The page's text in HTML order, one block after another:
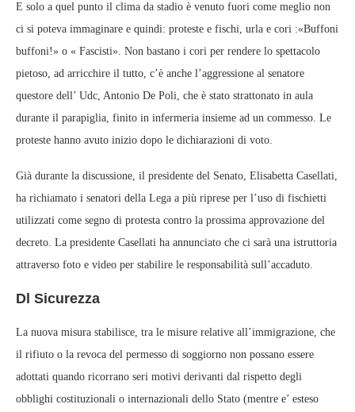
E solo a quel punto il clima da stadio è venuto fuori come meglio non
ci si poteva immaginare e quindi: proteste e fischi, urla e cori :«Buffoni
buffoni!» o « Fascisti». Non bastano i cori per rendere lo spettacolo
pietoso, ad arricchire il tutto, c’è anche l’aggressione al senatore
questore dell’ Udc, Antonio De Poli, che è stato strattonato in aula
durante il parapiglia, finito in infermeria insieme ad un commesso. Le
proteste hanno avuto inizio dopo le dichiarazioni di voto.
Già durante la discussione, il presidente del Senato, Elisabetta Casellati,
ha richiamato i senatori della Lega a più riprese per l’uso di fischietti
utilizzati come segno di protesta contro la prossima approvazione del
decreto. La presidente Casellati ha annunciato che ci sarà una istruttoria
attraverso foto e video per stabilire le responsabilità sull’accaduto.
Dl Sicurezza
La nuova misura stabilisce, tra le misure relative all’immigrazione, che
il rifiuto o la revoca del permesso di soggiorno non possano essere
adottati quando ricorrano seri motivi derivanti dal rispetto degli
obblighi costituzionali o internazionali dello Stato (mentre e’ esteso